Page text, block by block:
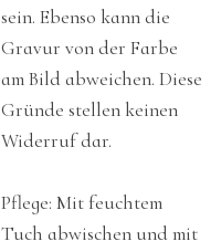
sein. Ebenso kann die
Gravur von der Farbe
am Bild abweichen. Diese
Gründe stellen keinen
Widerruf dar.
Pflege: Mit feuchtem
Tuch abwischen und mit